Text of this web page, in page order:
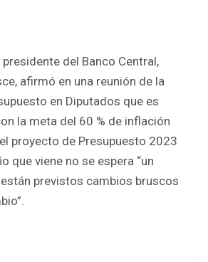
del Banco Central,
afirmó en una reunión de la
en Diputados que es
la meta del 60 % de inflación
proyecto de Presupuesto 2023
que viene no se espera “un
previstos cambios bruscos